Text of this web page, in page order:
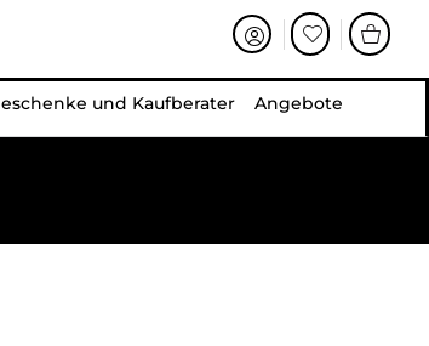
und Kaufberater Angebote